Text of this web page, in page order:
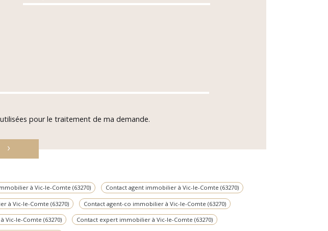
pour le traitement de ma demande.
›
à Vic-le-Comte (63270) Contact agent immobilier à Vic-le-Comte (63270)
à Vic-le-Comte (63270) Contact agent-co immobilier à Vic-le-Comte (63270)
Vic-le-Comte (63270) Contact expert immobilier à Vic-le-Comte (63270)